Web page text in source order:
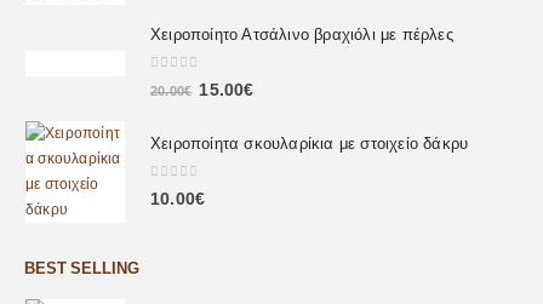
Χειροποίητο Ατσάλινο βραχιόλι με πέρλες
out of 5
20.00€ 15.00€
Χειροποίητα σκουλαρίκια με στοιχείο δάκρυ
0 out of 5
10.00€
BEST SELLING